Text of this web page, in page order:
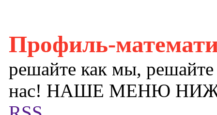
Профиль-
решайте как мы,
нас! НАШЕ МЕНЮ